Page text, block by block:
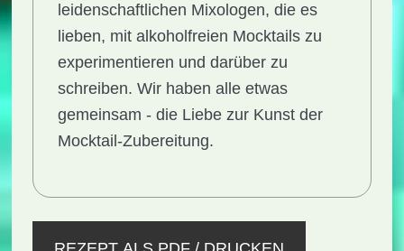
leidenschaftlichen Mixologen, die es
lieben, mit alkoholfreien Mocktails zu
experimentieren und darüber zu
schreiben. Wir haben alle etwas
gemeinsam - die Liebe zur Kunst der
Mocktail-Zubereitung.